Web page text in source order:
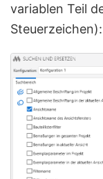
variablen Teil
Steuerzeichen):